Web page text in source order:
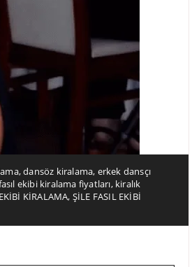
,dansöz kiralama, erkek dansçı
ekibi kiralama fiyatları, kiralık
KİRALAMA, ŞİLE FASIL EKİBİ